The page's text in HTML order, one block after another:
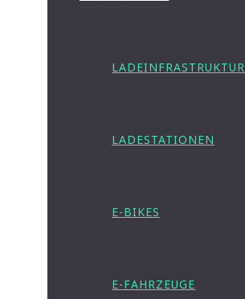
LADEINFRASTRUKTUR
LADESTATIONEN
E-BIKES
E-FAHRZEUGE